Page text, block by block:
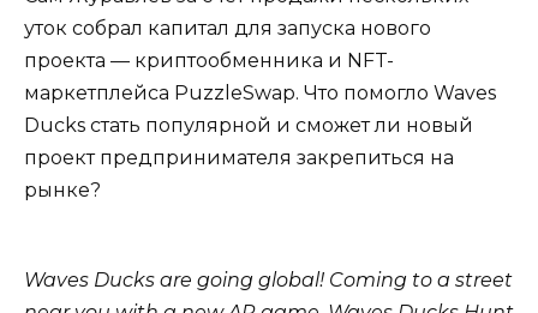
уток собрал капитал для запуска нового
проекта — криптообменника и NFT-
маркетплейса PuzzleSwap. Что помогло Waves
Ducks стать популярной и сможет ли новый
проект предпринимателя закрепиться на
рынке?
Waves Ducks are going global! Coming to a street